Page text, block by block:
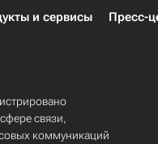
и сервисы Пресс-
связи,
коммуникаций